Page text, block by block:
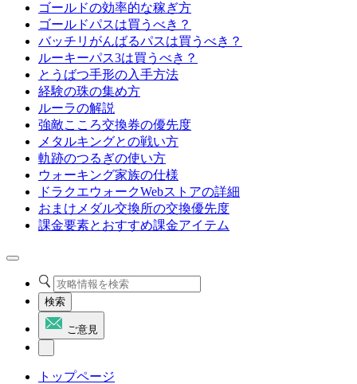
ゴールドの効率的な稼ぎ方
ゴールドパスは買うべき？
バッチリがんばるパスは買うべき？
ルーキーパス3は買うべき？
とうばつ手形の入手方法
経験の珠の集め方
ルーラの解説
強敵こころ交換券の優先度
メタルキングとの戦い方
軌跡のつるぎの使い方
ウォーキング家族の仕様
ドラクエウォークWebストアの詳細
おまけメダル交換所の交換優先度
課金要素とおすすめ課金アイテム
検索
ご意見
トップページ